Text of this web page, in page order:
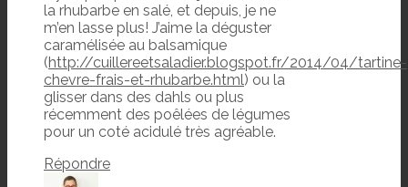
la rhubarbe en salé, et depuis, je ne
m’en lasse plus! J’aime la déguster
caramélisée au balsamique
(http://cuillereetsaladier.blogspot.fr/2014/04/tartine-
chevre-frais-et-rhubarbe.html) ou la
glisser dans des dahls ou plus
récemment des poêlées de légumes
pour un coté acidulé très agréable.
Répondre